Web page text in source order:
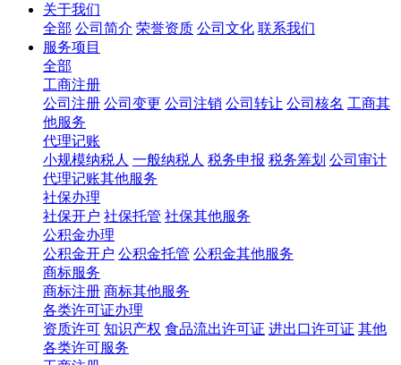
关于我们
全部 公司简介 荣誉资质 公司文化 联系我们
服务项目
全部
工商注册
公司注册 公司变更 公司注销 公司转让 公司核名 工商其
他服务
代理记账
小规模纳税人 一般纳税人 税务申报 税务筹划 公司审计
代理记账其他服务
社保办理
社保开户 社保托管 社保其他服务
公积金办理
公积金开户 公积金托管 公积金其他服务
商标服务
商标注册 商标其他服务
各类许可证办理
资质许可 知识产权 食品流出许可证 进出口许可证 其他
各类许可服务